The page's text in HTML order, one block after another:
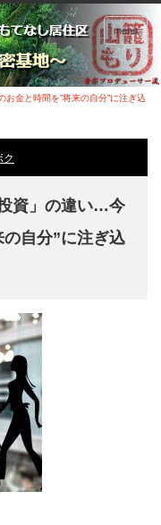
menu
金と時間を”将来の自分”に注ぎ込
ク
資」の違い…今
自分”に注ぎ込